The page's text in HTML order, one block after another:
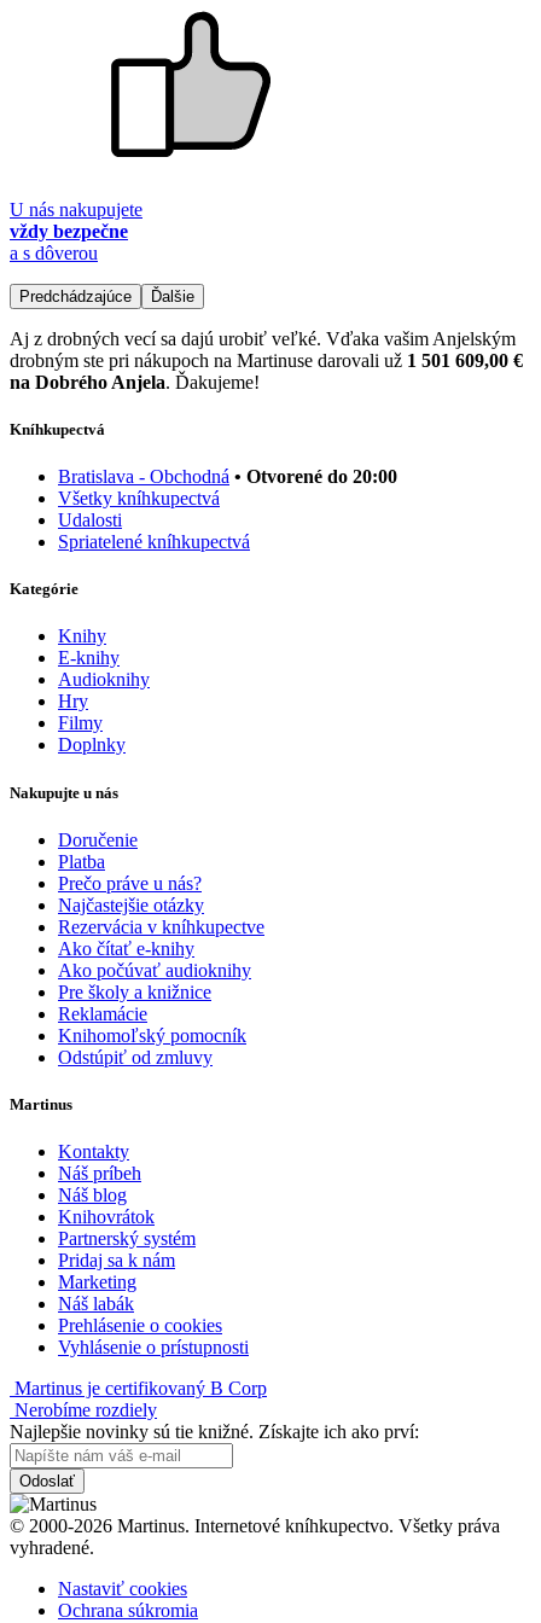
U nás nakupujete
vždy bezpečne
a s dôverou
Predchádzajúce Ďalšie
Aj z drobných vecí sa dajú urobiť veľké. Vďaka vašim Anjelským
drobným ste pri nákupoch na Martinuse darovali už 1 501 609,00 €
na Dobrého Anjela. Ďakujeme!
Kníhkupectvá
Bratislava - Obchodná • Otvorené do 20:00
Všetky kníhkupectvá
Udalosti
Spriatelené kníhkupectvá
Kategórie
Knihy
E-knihy
Audioknihy
Hry
Filmy
Doplnky
Nakupujte u nás
Doručenie
Platba
Prečo práve u nás?
Najčastejšie otázky
Rezervácia v kníhkupectve
Ako čítať e-knihy
Ako počúvať audioknihy
Pre školy a knižnice
Reklamácie
Knihomoľský pomocník
Odstúpiť od zmluvy
Martinus
Kontakty
Náš príbeh
Náš blog
Knihovrátok
Partnerský systém
Pridaj sa k nám
Marketing
Náš labák
Prehlásenie o cookies
Vyhlásenie o prístupnosti
Martinus je certifikovaný B Corp
Nerobíme rozdiely
Najlepšie novinky sú tie knižné. Získajte ich ako prví:
Odoslať
© 2000-2026 Martinus. Internetové kníhkupectvo. Všetky práva
vyhradené.
Nastaviť cookies
Ochrana súkromia